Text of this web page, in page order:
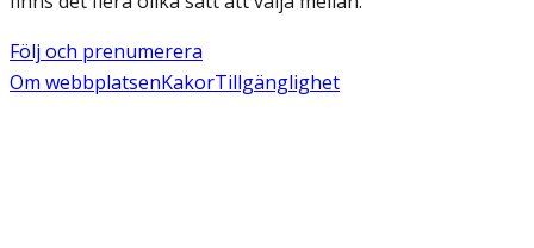
Följ och prenumerera
Om webbplatsenKakorTillgänglighet